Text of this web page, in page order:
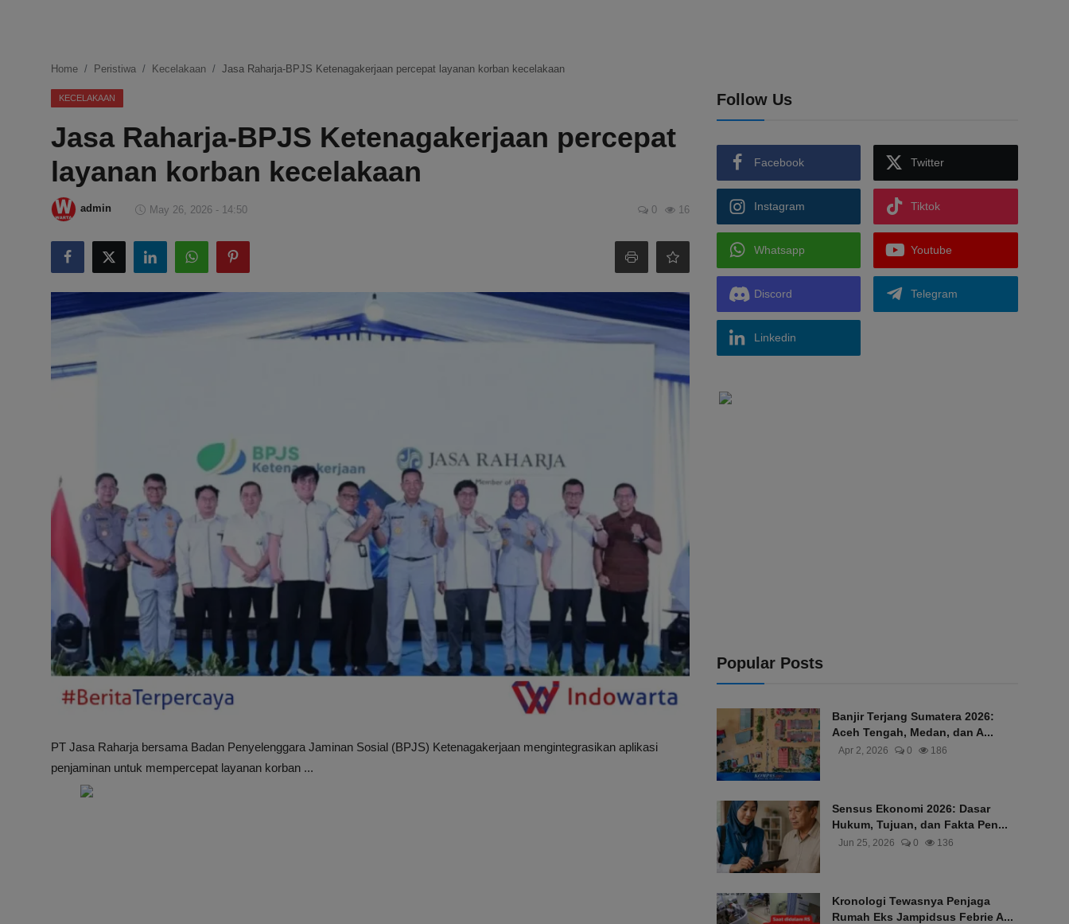
Ekonomi
Internasional
Teknologi
Hiburan
Kesehatan
Home Peristiwa Kecelakaan Jasa Raharja-BPJS Ketenagakerjaan percepat layanan korban kecelakaan
KECELAKAAN
Jasa Raharja-BPJS Ketenagakerjaan percepat
layanan korban kecelakaan
admin May 26, 2026 - 14:50 0 16
PT Jasa Raharja bersama Badan Penyelenggara Jaminan Sosial (BPJS) Ketenagakerjaan mengintegrasikan aplikasi
penjaminan untuk mempercepat layanan korban ...
Follow Us
Facebook Twitter
Instagram Tiktok
Whatsapp Youtube
Discord Telegram
Linkedin
Popular Posts
Banjir Terjang Sumatera 2026:
Aceh Tengah, Medan, dan A...
Apr 2, 2026 0 186
Sensus Ekonomi 2026: Dasar
Hukum, Tujuan, dan Fakta Pen...
Jun 25, 2026 0 136
Kronologi Tewasnya Penjaga
Rumah Eks Jampidsus Febrie A...